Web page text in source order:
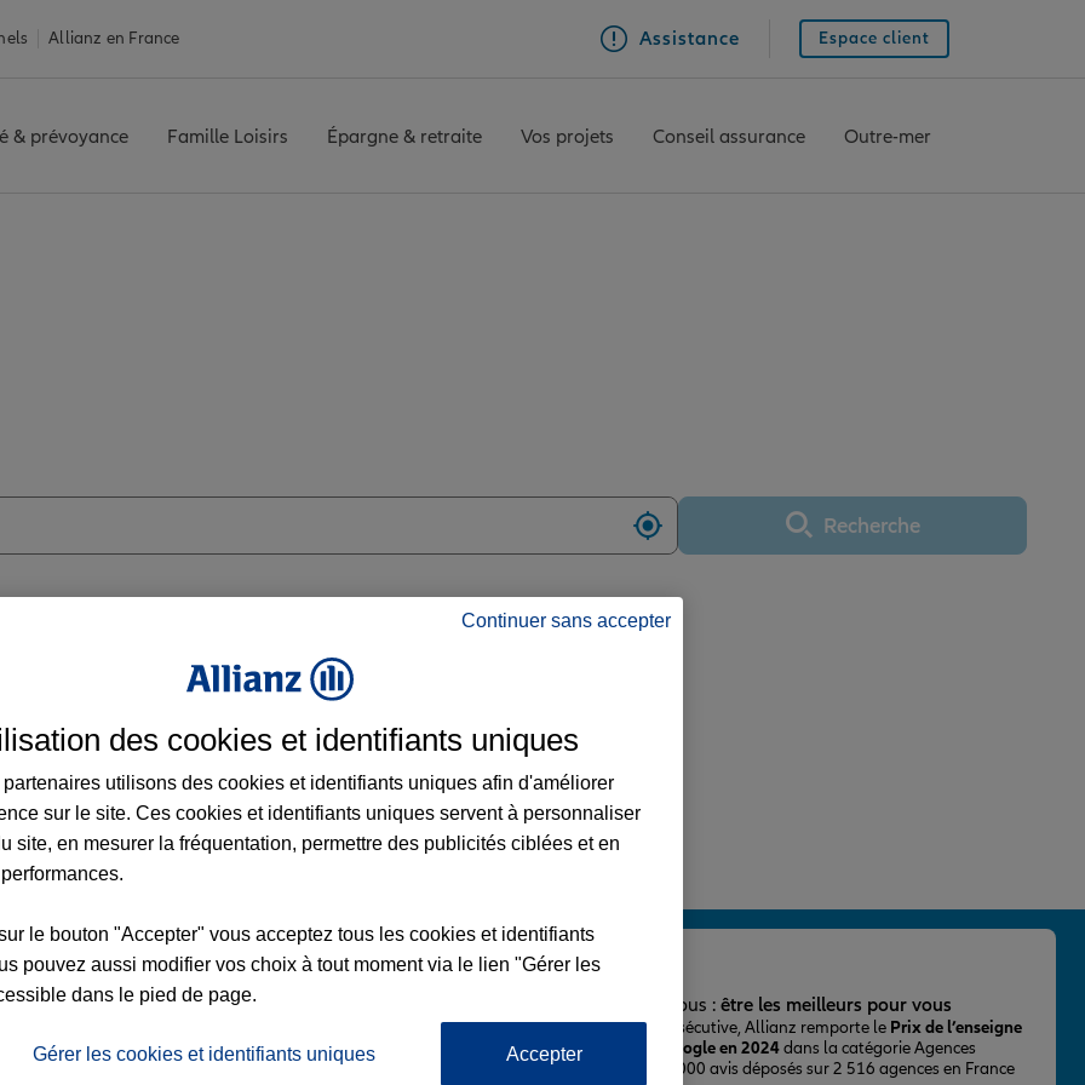
Allianz en France Assistance Espace client
& prévoyance Famille Loisirs Épargne & retraite Vos projets Conseil assurance Outre-mer
Utiliser ma positionRecherche
Voir l'agence
CHAMPAGNE
L'important pour nous : être les meilleurs pour vous
Pour la 2ème fois consécutive, Allianz remporte le Prix de l’enseigne
la mieux notée sur Google en 2024dans la catégorie Agences
d’Assurance, avec 43 000 avis déposés sur 2 516 agences en France
Continuer sans accepter
des cookies et identifiants uniques
partenaires utilisons des cookies et identifiants uniques afin d'améliorer
sur le site. Ces cookies et identifiants uniques servent à personnaliser
site, en mesurer la fréquentation, permettre des publicités ciblées et en
le bouton "Accepter" vous acceptez tous les cookies et identifiants
pouvez aussi modifier vos choix à tout moment via le lien "Gérer les
dans le pied de page.
Gérer les cookies et identifiants uniques Accepter